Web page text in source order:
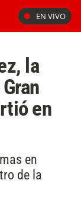
EN VIVO
la
en
en
de la